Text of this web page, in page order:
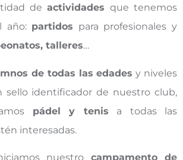
deactividades que tenemos
año: partidos para profesionales y
talleres…
de todas las edades y niveles
sello identificador de nuestro club,
pádel y tenis a todas las
interesadas.
nuestro campamento de